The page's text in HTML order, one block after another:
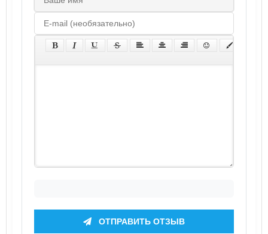
ОТПРАВИТЬ ОТЗЫВ